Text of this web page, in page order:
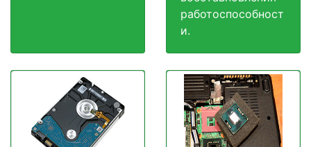
работоспособност
и.